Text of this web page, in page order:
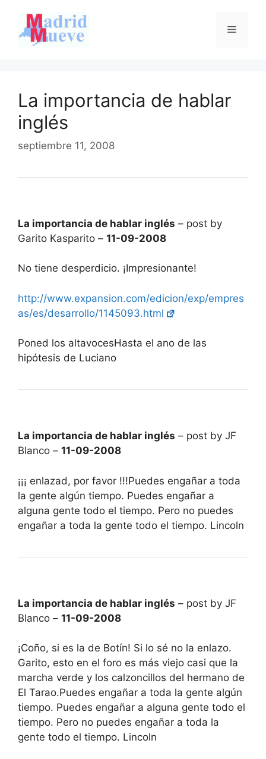
contenido
Menú
La importancia de hablar
inglés
septiembre 11, 2008
La importancia de hablar inglés – post by
Garito Kasparito – 11-09-2008
No tiene desperdicio. ¡Impresionante!
http://www.expansion.com/edicion/exp/empres
as/es/desarrollo/1145093.html
Poned los altavocesHasta el ano de las
hipótesis de Luciano
La importancia de hablar inglés – post by JF
Blanco – 11-09-2008
¡¡¡ enlazad, por favor !!!Puedes engañar a toda
la gente algún tiempo. Puedes engañar a
alguna gente todo el tiempo. Pero no puedes
engañar a toda la gente todo el tiempo. Lincoln
La importancia de hablar inglés – post by JF
Blanco – 11-09-2008
¡Coño, si es la de Botín! Si lo sé no la enlazo.
Garito, esto en el foro es más viejo casi que la
marcha verde y los calzoncillos del hermano de
El Tarao.Puedes engañar a toda la gente algún
tiempo. Puedes engañar a alguna gente todo el
tiempo. Pero no puedes engañar a toda la
gente todo el tiempo. Lincoln